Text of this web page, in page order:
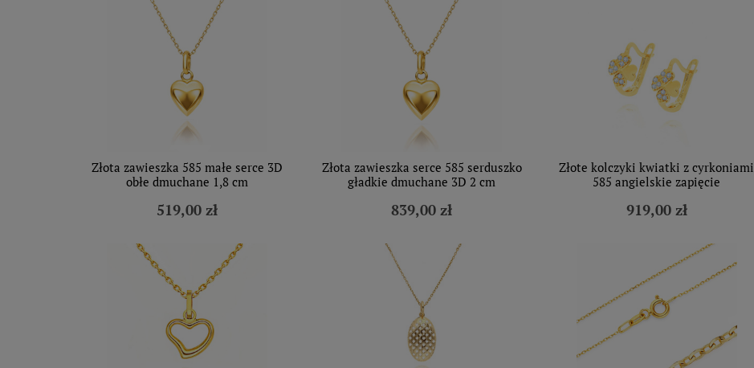
Złota zawieszka 585 małe serce 3D
obłe dmuchane 1,8 cm
519,00 zł
Złota zawieszka serce 585 serduszko
gładkie dmuchane 3D 2 cm
839,00 zł
Złote kolczyki kwiatki z cyrkoniami
585 angielskie zapięcie
919,00 zł